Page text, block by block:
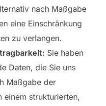
nach Maßgabe
eine Einschränkung
zu verlangen.
Sie haben
Daten, die Sie uns
Maßgabe der
einem strukturierten,